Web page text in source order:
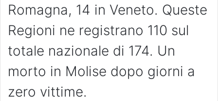
Romagna, 14 in Veneto. Queste
Regioni ne registrano 110 sul
totale nazionale di 174. Un
morto in Molise dopo giorni a
zero vittime.